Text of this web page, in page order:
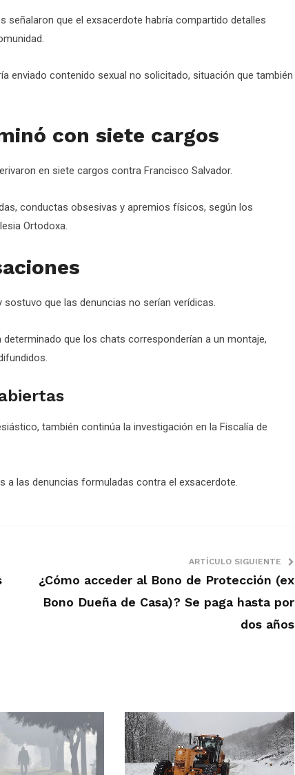
señalaron que el exsacerdote habría compartido detalles
enviado contenido sexual no solicitado, situación que también
con siete cargos
en siete cargos contra Francisco Salvador.
conductas obsesivas y apremios físicos, según los
Ortodoxa.
que las denuncias no serían verídicas.
que los chats corresponderían a un montaje,
también continúa la investigación en la Fiscalía de
a las denuncias formuladas contra el exsacerdote.
ARTÍCULO SIGUIENTE
¿Cómo acceder al Bono de Protección (ex
Bono Dueña de Casa)? Se paga hasta por
dos años